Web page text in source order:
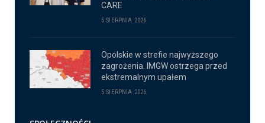
CARE
5 SIERPNIA 2026
Opolskie w strefie najwyższego
zagrożenia. IMGW ostrzega przed
ekstremalnym upałem
5 SIERPNIA 2026